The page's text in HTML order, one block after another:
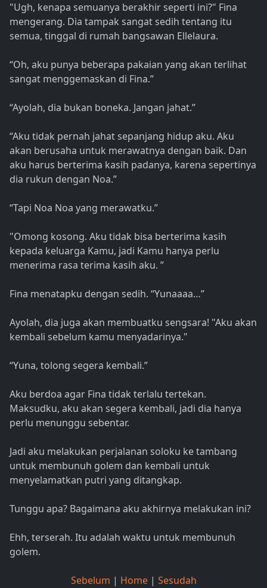
"Ugh, kenapa semuanya berakhir seperti ini?" Fina
mengerang. Dia tampak sangat sedih tentang itu
semua, tinggal di rumah bangsawan Ellelaura.
“Oh, aku punya beberapa pakaian yang akan terlihat
sangat menggemaskan di Fina.”
“Ayolah, dia bukan boneka. Jangan jahat.”
“Aku tidak pernah jahat sepanjang hidup aku. Aku
akan berusaha untuk merawatnya dengan baik. Dan
aku harus berterima kasih padanya, karena sepertinya
dia rukun dengan Noa.”
“Tapi Noa Noa yang merawatku.”
"Omong kosong. Aku tidak bisa berterima kasih
kepada keluarga Kamu, jadi Kamu hanya perlu
menerima rasa terima kasih aku. ”
Fina menatapku dengan sedih. “Yunaaaa…”
Ayolah, dia juga akan membuatku sengsara! "Aku akan
kembali sebelum kamu menyadarinya."
“Yuna, tolong segera kembali.”
Aku berdoa agar Fina tidak terlalu tertekan.
Maksudku, aku akan segera kembali, jadi dia hanya
perlu menunggu sebentar.
Jadi aku melakukan perjalanan soloku ke tambang
untuk membunuh golem dan kembali untuk
menyelamatkan putri yang ditangkap.
Tunggu apa? Bagaimana aku akhirnya melakukan ini?
Ehh, terserah. Itu adalah waktu untuk membunuh
golem.
Sebelum | Home | Sesudah